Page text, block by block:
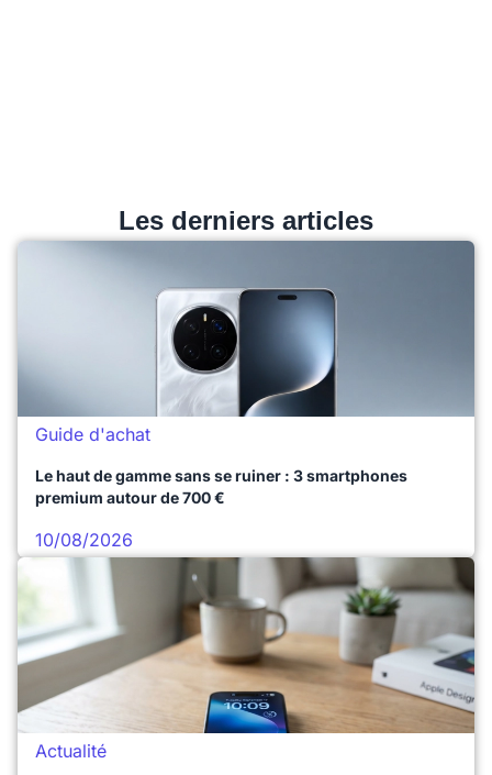
Les derniers articles
Guide d'achat
Le haut de gamme sans se ruiner : 3 smartphones
premium autour de 700 €
10/08/2026
Actualité